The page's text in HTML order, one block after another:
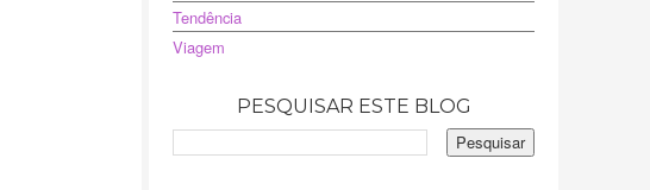
Tendência
Viagem
PESQUISAR ESTE BLOG